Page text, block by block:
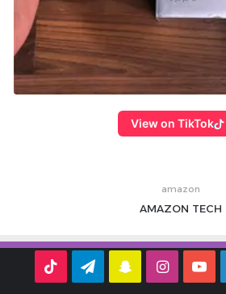
View on TikTok
amazon
AMAZON TECH
لينكدإن ‫YouTubeانستقرامسناب تيلقرام